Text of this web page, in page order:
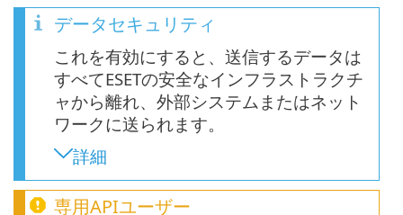
データセキュリティ
これを有効にすると、送信するデータは
すべてESETの安全なインフラストラクチ
ャから離れ、外部システムまたはネット
ワークに送られます。
詳細
専用APIユーザー